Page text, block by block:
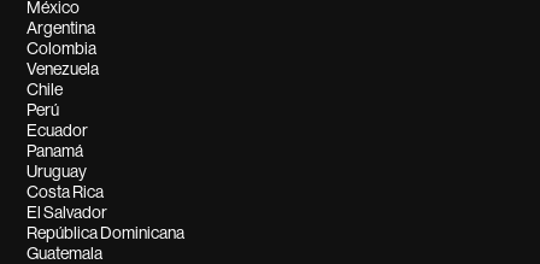
México
Argentina
Colombia
Venezuela
Chile
Perú
Ecuador
Panamá
Uruguay
Costa Rica
El Salvador
República Dominicana
Guatemala